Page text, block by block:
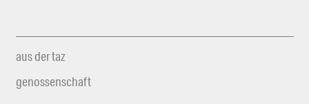
aus der taz
genossenschaft